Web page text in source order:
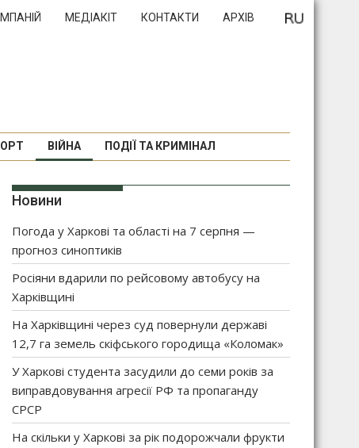
МЕДІАКІТ КОНТАКТИ АРХІВ
ВІЙНА ПОДІЇ ТА КРИМІНАЛ
Новини
Погода у Харкові та області на 7 серпня —
прогноз синоптиків
Росіяни вдарили по рейсовому автобусу на
Харківщині
На Харківщині через суд повернули державі
12,7 га земель скіфського городища «Коломак»
У Харкові студента засудили до семи років за
виправдовування агресії РФ та пропаганду
СРСР
На скільки у Харкові за рік подорожчали фрукти